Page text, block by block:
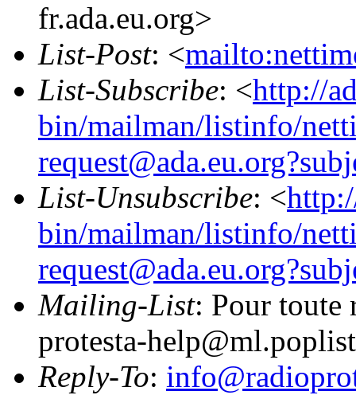
fr.ada.eu.org>
List-Post: <
List-Subscribe: <http://
bin/mailman/listinfo/
List-Unsubscribe: <
bin/mailman/listinfo/
Mailing-List: Pour toute
protesta-
Reply-To: